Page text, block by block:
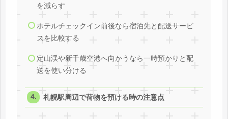
を減らす
ホテルチェックイン前後なら宿泊先と配送サービ
スを比較する
定山渓や新千歳空港へ向かうなら一時預かりと配
送を使い分ける
札幌駅周辺で荷物を預ける時の注意点